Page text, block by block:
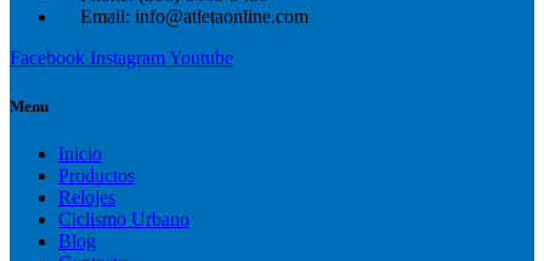
Email: info@atletaonline.com
Facebook InstagramYoutube
Menu
Inicio
Productos
Relojes
Ciclismo Urbano
Blog